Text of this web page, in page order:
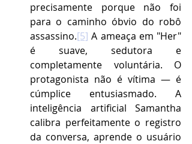
precisamente porque não foi
para o caminho óbvio do robô
assassino.[5] A ameaça em "Her"
é suave, sedutora e
completamente voluntária. O
protagonista não é vítima — é
cúmplice entusiasmado. A
inteligência artificial Samantha
calibra perfeitamente o registro
da conversa, aprende o usuário